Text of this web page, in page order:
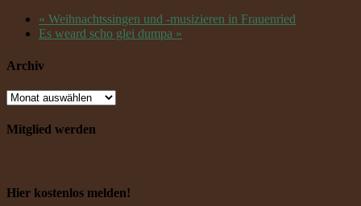
« Weihnachtssingen und -musizieren in Frauenried
Es weard scho glei dumpa »
Archiv
Mitglied werden
Hier kostenlos melden!